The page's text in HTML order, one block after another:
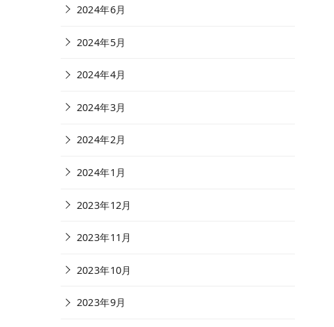
2024年6月
2024年5月
2024年4月
2024年3月
2024年2月
2024年1月
2023年12月
2023年11月
2023年10月
2023年9月